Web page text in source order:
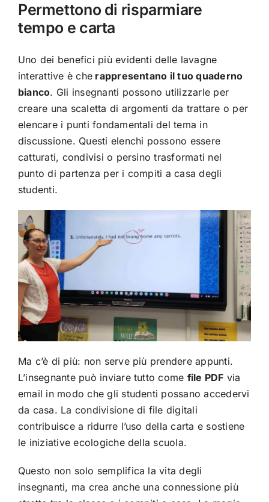
Permettono di risparmiare
tempo e carta
Uno dei benefici più evidenti delle lavagne
interattive è che rappresentano il tuo quaderno
bianco. Gli insegnanti possono utilizzarle per
creare una scaletta di argomenti da trattare o per
elencare i punti fondamentali del tema in
discussione. Questi elenchi possono essere
catturati, condivisi o persino trasformati nel
punto di partenza per i compiti a casa degli
studenti.
Ma c’è di più: non serve più prendere appunti.
L’insegnante può inviare tutto come file PDF via
email in modo che gli studenti possano accedervi
da casa. La condivisione di file digitali
contribuisce a ridurre l’uso della carta e sostiene
le iniziative ecologiche della scuola.
Questo non solo semplifica la vita degli
insegnanti, ma crea anche una connessione più